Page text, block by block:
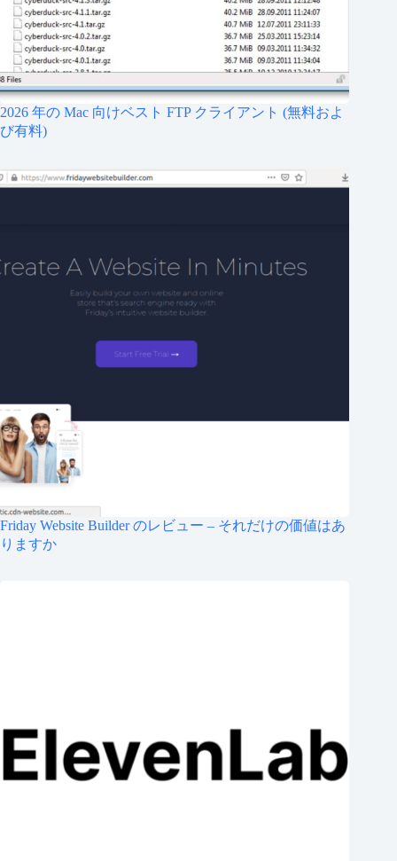
2026 年の Mac 向けベスト FTP クライアント (無料およ
び有料)
Friday Website Builder のレビュー – それだけの価値はあ
りますか